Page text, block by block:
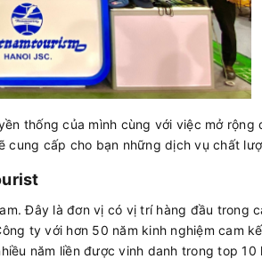
thống của mình cùng với việc mở rộng
cung cấp cho bạn những dịch vụ chất
Đây là đơn vị có vị trí hàng đầu trong
ty với hơn 50 năm kinh nghiệm cam
năm liền được vinh danh trong top 10